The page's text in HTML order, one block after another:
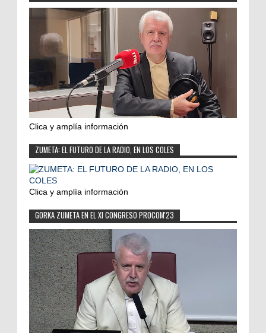
Clica y amplía información
ZUMETA: EL FUTURO DE LA RADIO, EN LOS COLES
Clica y amplía información
GORKA ZUMETA EN EL XI CONGRESO PROCOM'23